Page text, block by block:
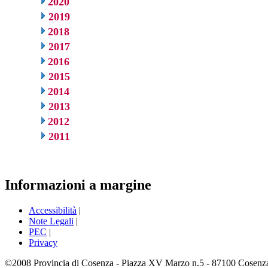
2019
2018
2017
2016
2015
2014
2013
2012
2011
Informazioni a margine
Accessibilità |
Note Legali |
PEC |
Privacy
©2008 Provincia di Cosenza - Piazza XV Marzo n.5 - 87100